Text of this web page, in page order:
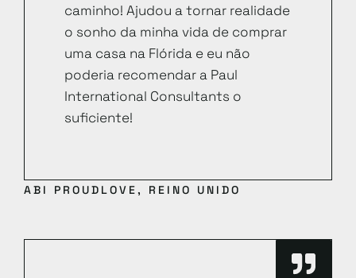
caminho! Ajudou a tornar realidade
o sonho da minha vida de comprar
uma casa na Flórida e eu não
poderia recomendar a Paul
International Consultants o
suficiente!
ABI PROUDLOVE, REINO UNIDO